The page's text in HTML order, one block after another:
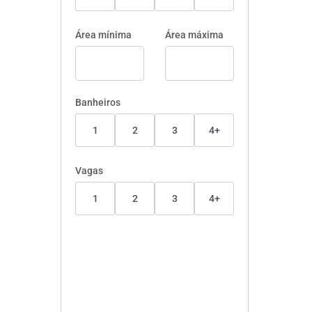
Área mínima Área máxima
Banheiros
1 2 3 4+
Vagas
1 2 3 4+